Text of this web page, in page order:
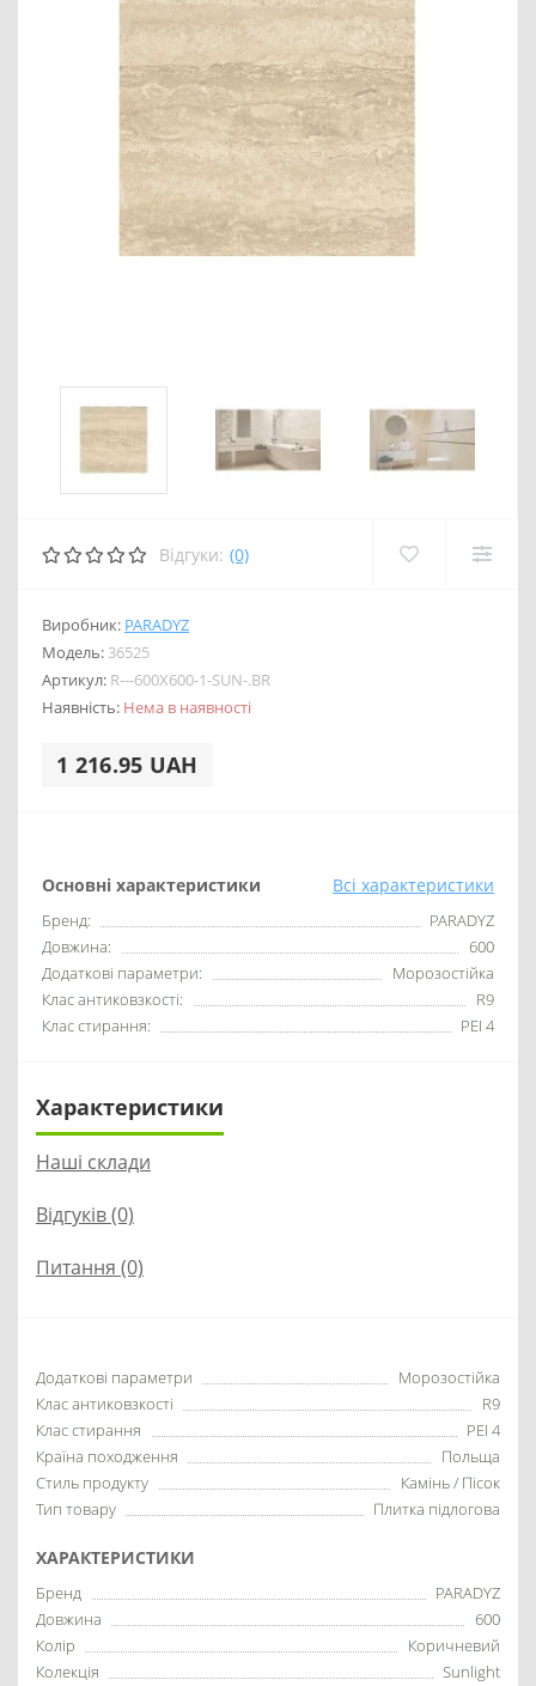
Відгуки: (0)
Виробник: PARADYZ
Модель: 36525
Артикул: R---600X600-1-SUN-.BR
Наявність: Нема в наявності
1 216.95 UAH
Основні характеристики Всі характеристики
Бренд:
PARADYZ
Довжина:
600
Додаткові параметри:
Морозостійка
Клас антиковзкості:
R9
Клас стирання:
PEI 4
Характеристики
Наші склади
Відгуків (0)
Питання (0)
Додаткові параметри
Морозостійка
Клас антиковзкості
R9
Клас стирання
PEI 4
Країна походження
Польща
Стиль продукту
Камінь / Пісок
Тип товару
Плитка підлогова
ХАРАКТЕРИСТИКИ
Бренд
PARADYZ
Довжина
600
Колір
Коричневий
Колекція
Sunlight